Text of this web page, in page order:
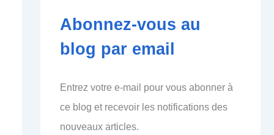
Abonnez-vous au
blog par email
Entrez votre e-mail pour vous abonner à
ce blog et recevoir les notifications des
nouveaux articles.